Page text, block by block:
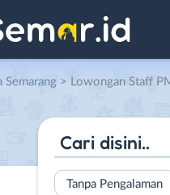
Semarang > Lowongan Staff PMC (Product Material Control)
Tanpa Pengalaman